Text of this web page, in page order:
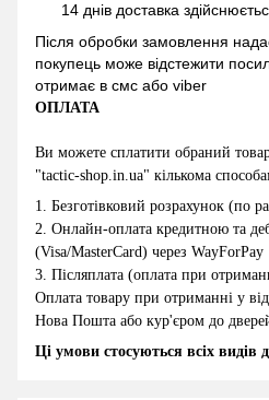
14 днів доставка
Після обробки замовлення
покупець може відстежити
отримає в смс або viber
ОПЛАТА
Ви можете сплатити обраний
"tactic-shop.in.ua" кількома
1. Безготівковий розрахунок (по
2 Онлайн-оплата кредитною та
(Visa/MasterCard) через WayForPay
3. Післяплата (оплата при
Оплата товару при отриманні у
Нова Пошта або кур'єром до
Ці умови стосуються всіх видів